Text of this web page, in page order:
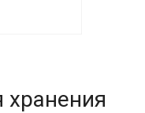
хранения